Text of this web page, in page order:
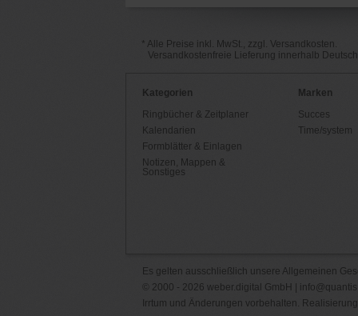
* Alle Preise inkl. MwSt., zzgl. Versandkosten.
Versandkostenfreie Lieferung innerhalb
Kategorien
Ringbücher & Zeitplaner
Kalendarien
Formblätter & Einlagen
Notizen, Mappen &
Sonstiges
Marken
Succes
Time/system
Es gelten ausschließlich unsere Allgemeinen
© 2000 - 2026 weber.digital GmbH |
Irrtum und Änderungen vorbehalten.